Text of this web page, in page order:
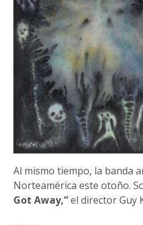
Al mismo tiempo, la banda
Norteamérica este otoño.
Got Away,”el director Guy